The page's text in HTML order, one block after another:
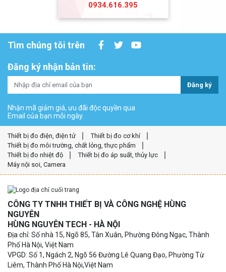
0934.616.395
Tìm chúng tôi trên
Đăng ký nhận bản tin:
Đăng ký
Nhận mã giảm giá, ưu đãi độc quyền qua
Email của bạn mỗi ngày.
Thiết bị đo điện, điện tử
Thiết bị đo cơ khí
Thiết bị đo môi trường, chất lỏng, thực phẩm
Thiết bị đo nhiệt độ
Thiết bị đo áp suất, thủy lực
Máy nội soi, Camera
CÔNG TY TNHH THIẾT BỊ VÀ CÔNG NGHỆ HÙNG
NGUYÊN
HÙNG NGUYÊN TECH - HÀ NỘI
Địa chỉ: Số nhà 15, Ngõ 85, Tân Xuân, Phường Đông Ngạc, Thành
Phố Hà Nội, Việt Nam
VPGD: Số 1, Ngách 2, Ngõ 56 Đường Lê Quang Đạo, Phường Từ
Liêm, Thành Phố Hà Nội,Việt Nam